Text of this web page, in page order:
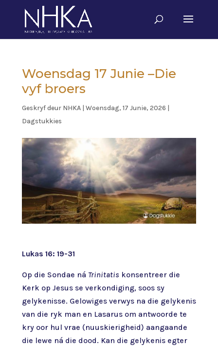
Woensdag 17 Junie –Die
vyf broers
Geskryf deur NHKA| Woensdag, 17 Junie, 2026 |
Dagstukkies
Lukas 16: 19-31
Op die Sondae ná Trinitatis konsentreer die
Kerk op Jesus se verkondiging, soos sy
gelykenisse. Gelowiges verwys na die gelykenis
van die ryk man en Lasarus om antwoorde te
kry oor hul vrae (nuuskierigheid) aangaande
die lewe ná die dood. Kan die gelykenis egter